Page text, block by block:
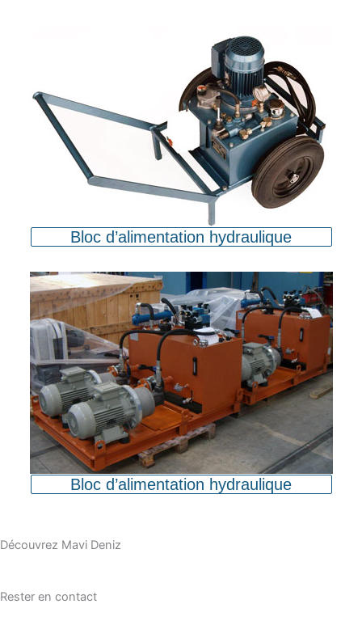
Bloc d’alimentation hydraulique
Bloc d’alimentation hydraulique
Découvrez Mavi Deniz
Rester en contact